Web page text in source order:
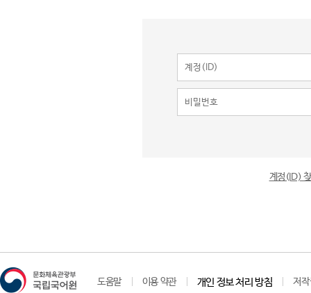
계정(ID)
도움말 이용 약관 개인 정보 처리 방침 저